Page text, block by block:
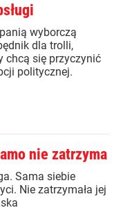
wyborczą
dla trolli,
chcą się przyczynić
politycznej.
nie zatrzyma
Sama siebie
Nie zatrzymała jej